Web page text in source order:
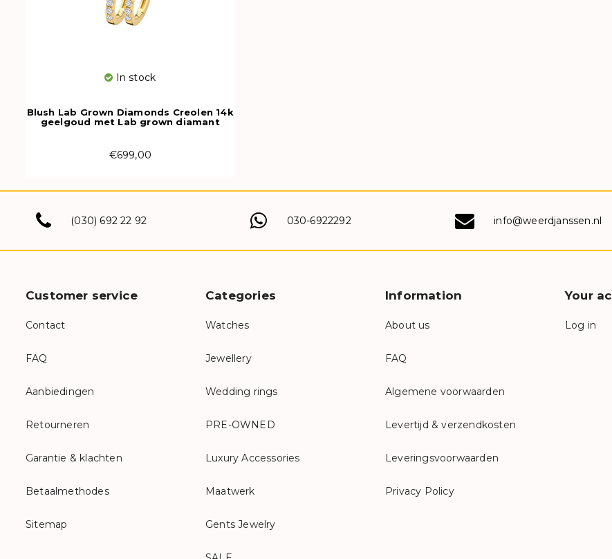
In stock
Blush Lab Grown Diamonds Creolen 14k
geelgoud met Lab grown diamant
€699,00
(030) 692 22 92 030-6922292 info@weerdjanssen.nl
Customer service
Contact
FAQ
Aanbiedingen
Retourneren
Garantie & klachten
Betaalmethodes
Sitemap
Categories
Watches
Jewellery
Wedding rings
PRE-OWNED
Luxury Accessories
Maatwerk
Gents Jewelry
Information
About us
FAQ
Algemene voorwaarden
Levertijd & verzendkosten
Leveringsvoorwaarden
Privacy Policy
Your
Log in